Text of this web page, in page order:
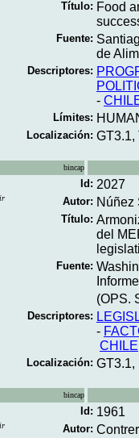
Título: Food
Fuente:
de
Descriptores:
-
Límites:
Localización: GT3.1,
bincap
Id: 2027
Autor: Núñez
Título:
del
Fuente:
(OPS.
Descriptores:
-
CHILE
Localización: GT3.1,
bincap
Id: 1961
Autor: